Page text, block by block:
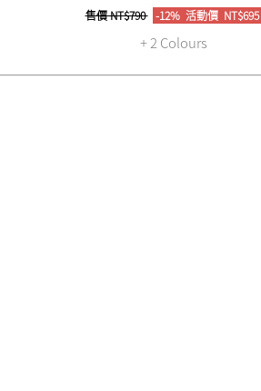
售價NT$790 -12% 活動價NT$695
+ 2 Colours